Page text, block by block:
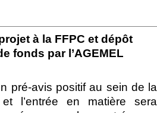
à la FFPC et dépôt
fonds par l’AGEMEL
pré-avis positif au sein de la
l’entrée en matière sera